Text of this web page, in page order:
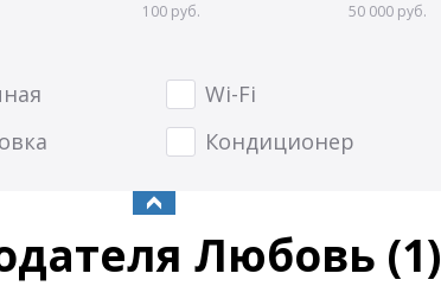
Wi-Fi
Кондиционер
100 50 000
Любовь (1)